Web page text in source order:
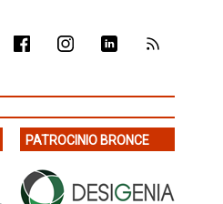
PATROCINIO BRONCE